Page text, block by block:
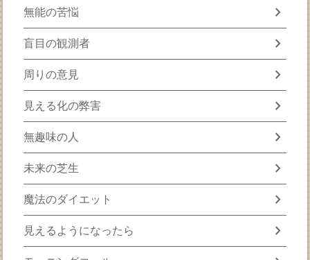
無能の苦悩 chevron_right
盲目の観測者 chevron_right
周りの意見 chevron_right
見える化の弊害 chevron_right
無趣味の人 chevron_right
未来の芝生 chevron_right
魔法のダイエット chevron_right
見えるようになったら chevron_right